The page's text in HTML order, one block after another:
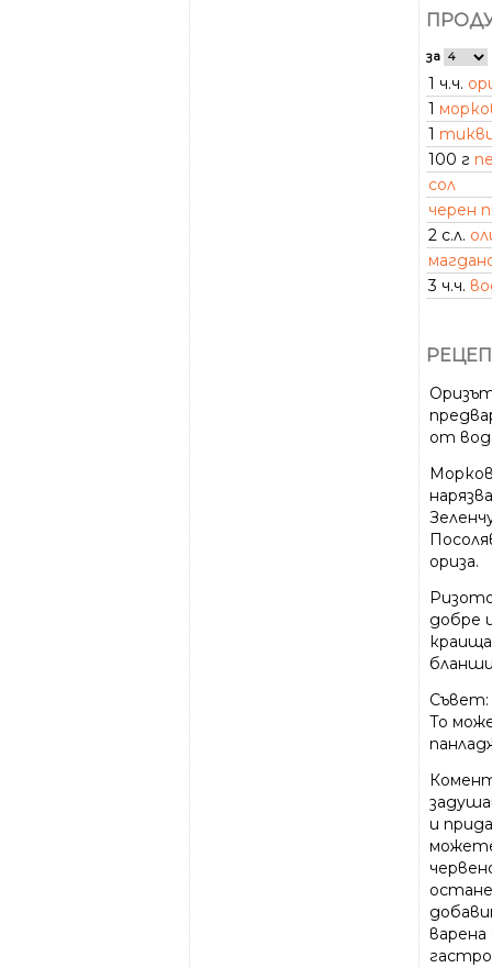
за
1 ч.ч.
1
1
100 г
сол
черен
2 с.л.
3 ч.ч.
от
ориза.
добре
Съвет:
То
и